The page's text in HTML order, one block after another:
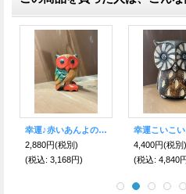
幸運たっぷりと♪大粒ワイルーロ☆キーホルダー ハンド イルカ＆フクロウ・ハート
1,980円(税別)
(税込: 2,178円)
1,300円(税別)
(税込: 1,430